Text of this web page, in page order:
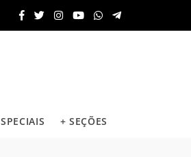
+ SEÇÕES